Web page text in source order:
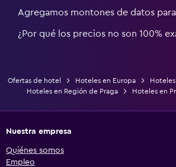
Agregamos montones de datos
¿Por qué los precios no son 100%
Ofertas de hotel Hoteles en Europa
Hoteles en Región de Praga
Hoteles en
Nuestra empresa
Quiénes somos
Empleo